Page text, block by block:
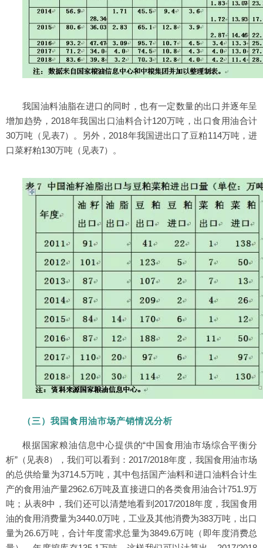
我国油料油脂在进口的同时，也有一定数量的出口并逐年呈
增加趋势，2018年我国出口油料合计120万吨，出口食用油合计
30万吨（见表7）。另外，2018年我国进出口了豆粕114万吨，进
口菜籽粕130万吨（见表7）。
（三）我国食用油市场产销情况分析
根据国家粮油信息中心提供的“中国食用油市场综合平衡分
析”（见表8），我们可以看到：2017/2018年度，我国食用油市场
的总供给量为3714.5万吨，其中包括国产油料和进口油料合计生
产的食用油产量2962.6万吨及直接进口的各类食用油合计751.9万
吨；从表8中，我们还可以清楚地看到2017/2018年度，我国食用
油的食用消费量为3440.0万吨，工业及其他消费为383万吨，出口
量为26.6万吨，合计年度需求总量为3849.6万吨（即年度消费总